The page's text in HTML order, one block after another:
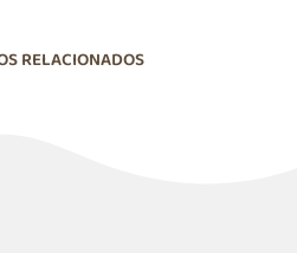
RELACIONADOS